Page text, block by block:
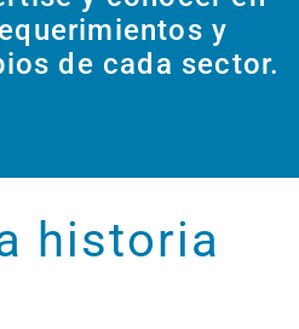
y
de cada sector.
historia